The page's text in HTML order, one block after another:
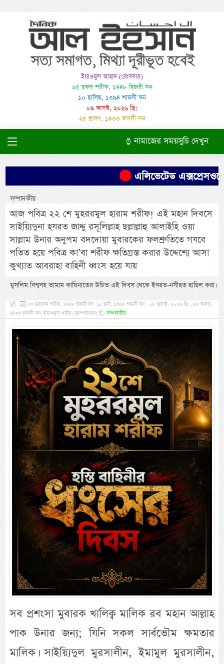
ইয়াওমুল আহাদ (রোববার)
২৫ ছফর শরীফ, ১৪৪৮ হিজরী সন
১০ ছালিছ, ১৩৯৪ শামসী সন
০৯ আগস্ট, ২০২৬ খ্রি:
২৫ শ্রাবণ, ১৪৩৩ ফসলী সন
নামাজের সময়সুচি দেখুন
এলিভেটেড
সম্পাদকীয়
আজ পবিত্র ২২ শে মুহররমুল হারাম শরীফ! এই মহান দিবসে
সাইয়্যিদুনা হযরত জাদ্দু রসূলিল্লাহ ছল্লাল্লাহু আলাইহি ওয়া
সাল্লাম উনার অনুপম বদদোয়া মুবারকের ফলশ্রুতিতে গযবে
পতিত হয়ে পবিত্র কা’বা শরীফ ক্ষতিগ্রস্ত করার উদ্দেশ্যে আসা
কুখ্যাত আবরাহা বাহিনী ধ্বংস হয়ে যায়
মুসলিম বিশ্বসহ তামাম কায়িনাতের উচিত এই দিবস থেকে ইবরত-নসীহত হাছিল করা।
,
২৩ মুহররম শরীফ, ১৪৪৮ হিজরী সন, ১০ ছানী, ১৩৯৪ শামসী সন , ০৯ জুলাই, ২০২৬ খ্রি:, ২৫ আষাঢ়,
১৪৩৩ ফসলী সন, ইয়াওমুল খমীছ (বৃহস্পতিবার)
সম্পাদকীয়
সব প্রশংসা মুবারক খালিক্ব মালিক রব মহান আল্লাহ
পাক উনার জন্য; যিনি সকল সার্বভৌম ক্ষমতার
মালিক। সাইয়্যিদুল মুরসালীন, ইমামুল মুরসালীন,